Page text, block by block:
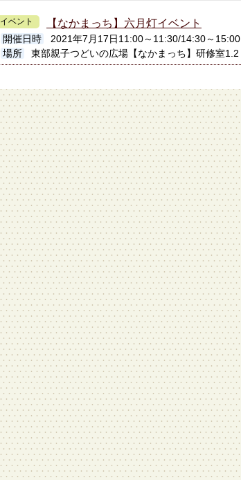
イベント 【なかまっち】六月灯イベント
開催日時
2021年7月17日11:00～11:30/14:30～15:00
場所
東部親子つどいの広場【なかまっち】研修室1.2